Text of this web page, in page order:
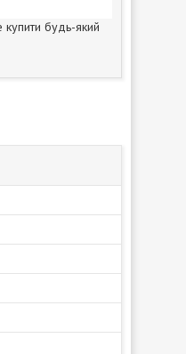
купити будь-який